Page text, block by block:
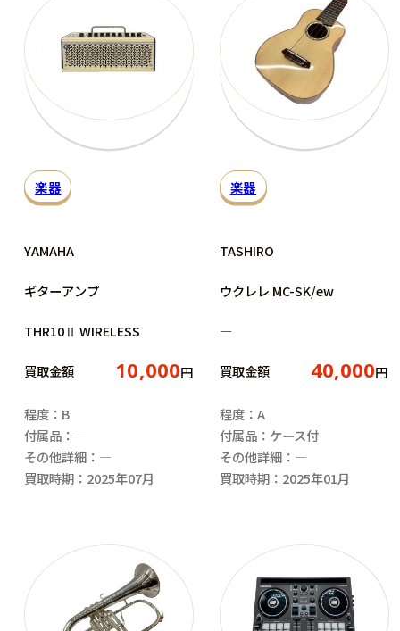
楽器
YAMAHA
ギターアンプ
THR10Ⅱ WIRELESS
買取金額 10,000円
程度：B
付属品：―
その他詳細：―
買取時期：2025年07月
楽器
TASHIRO
ウクレレ MC-SK/ew
―
買取金額 40,000円
程度：A
付属品：ケース付
その他詳細：―
買取時期：2025年01月